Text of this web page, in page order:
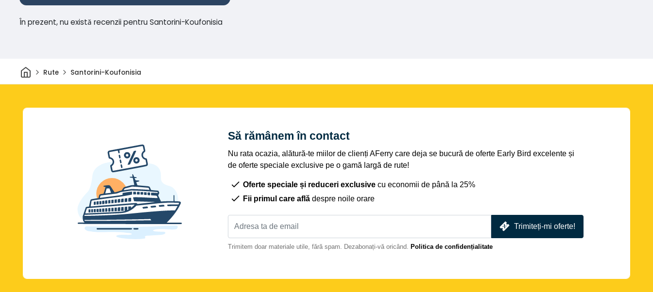
În prezent, nu există recenzii pentru Santorini-Koufonisia
AcasăRute Santorini-Koufonisia
Să rămânem în contact
Nu rata ocazia, alătură-te miilor de clienți AFerry care deja se bucură de oferte Early Bird excelente și
de oferte speciale exclusive pe o gamă largă de rute!
Oferte speciale și reduceri exclusive cu economii de până la 25%
Fii primul care află despre noile orare
Trimiteți-mi oferte!
Trimitem doar materiale utile, fără spam. Dezabonați-vă oricând. Politica de confidențialitate